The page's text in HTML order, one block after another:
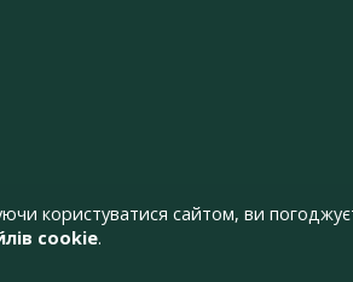
користуватися сайтом, ви
cookie.